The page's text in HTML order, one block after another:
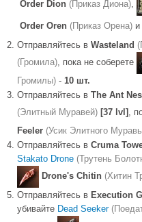
Order Dion (Приказ Диона),
Order Oren (Приказ Орена) и
Отправляйтесь в Wasteland
(Громила), пока не соберете
Громилы) - 10 шт.
Отправляйтесь в The Ant
(Элитный Муравей) [37 lvl] ,
Feeler (Усик Элитного
Отправляйтесь в Cruma
Stakato Drone (Трутень
Drone's Chitin (Хитин
Отправляйтесь в Execution
убивайте Dead Seeker